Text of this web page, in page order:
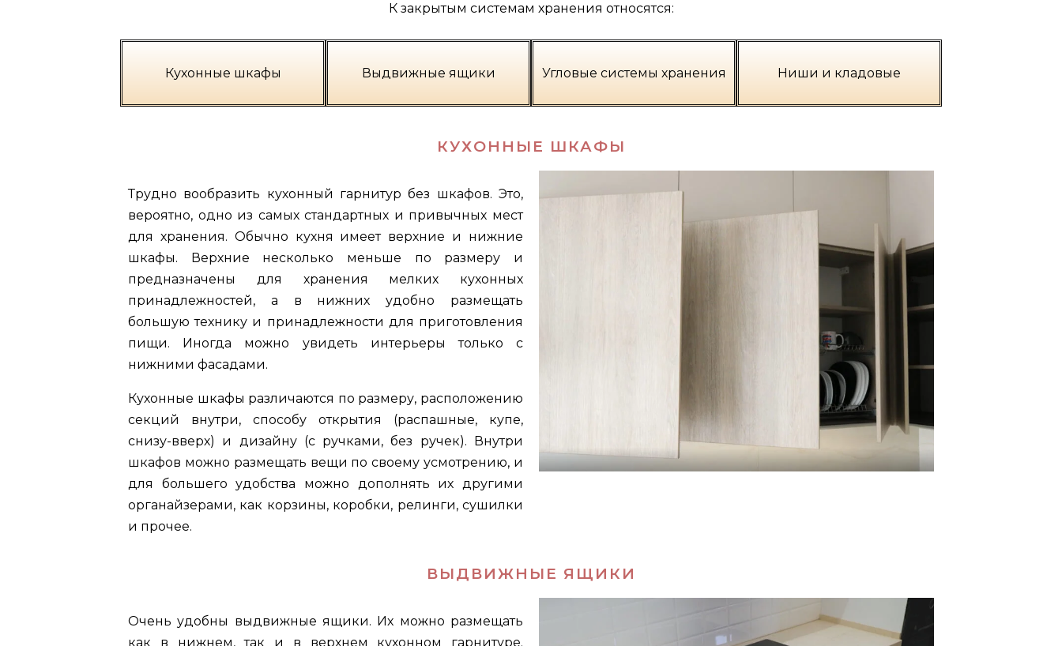
К закрытым системам хранения относятся:
Кухонные шкафы Выдвижные ящики Угловые системы хранения Ниши и кладовые
КУХОННЫЕ ШКАФЫ
Трудно вообразить кухонный гарнитур без шкафов. Это,
вероятно, одно из самых стандартных и привычных мест
для хранения. Обычно кухня имеет верхние и нижние
шкафы. Верхние несколько меньше по размеру и
предназначены для хранения мелких кухонных
принадлежностей, а в нижних удобно размещать
большую технику и принадлежности для приготовления
пищи. Иногда можно увидеть интерьеры только с
нижними фасадами.
Кухонные шкафы различаются по размеру, расположению
секций внутри, способу открытия (распашные, купе,
снизу-вверх) и дизайну (с ручками, без ручек). Внутри
шкафов можно размещать вещи по своему усмотрению, и
для большего удобства можно дополнять их другими
органайзерами, как корзины, коробки, релинги, сушилки
и прочее.
ВЫДВИЖНЫЕ ЯЩИКИ
Очень удобны выдвижные ящики. Их можно размещать
как в нижнем, так и в верхнем кухонном гарнитуре.